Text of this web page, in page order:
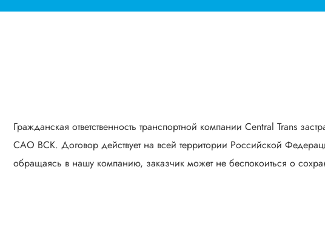
Гражданская ответственность транспортной компании Central Trans
САО ВСК. Договор действует на всей территории Российской
обращаясь в нашу компанию, заказчик может не беспокоиться о